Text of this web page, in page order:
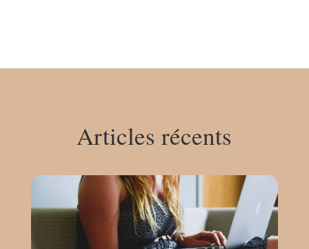
Articles récents